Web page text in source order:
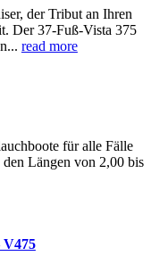
der Tribut an Ihren
Der 37-Fuß-Vista 375
read more
für alle Fälle
Längen von 2,00 bis